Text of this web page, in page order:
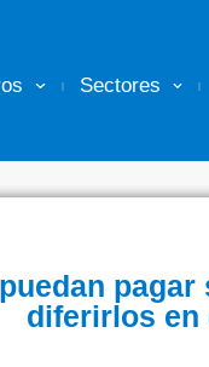
Sectores
diferirlos en